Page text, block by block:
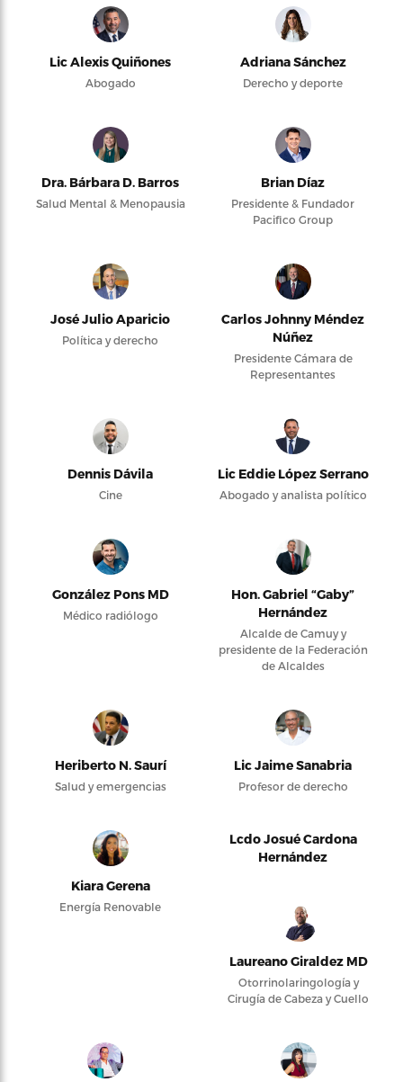
Lic Alexis Quiñones
Abogado
Adriana Sánchez
Derecho y deporte
Dra. Bárbara D. Barros
Salud Mental & Menopausia
Brian Díaz
Presidente & Fundador
Pacifico Group
José Julio Aparicio
Política y derecho
Carlos Johnny Méndez
Núñez
Presidente Cámara de
Representantes
Dennis Dávila
Cine
Lic Eddie López Serrano
Abogado y analista político
González Pons MD
Médico radiólogo
Hon. Gabriel “Gaby”
Hernández
Alcalde de Camuy y
presidente de la Federación
de Alcaldes
Heriberto N. Saurí
Salud y emergencias
Lic Jaime Sanabria
Profesor de derecho
Kiara Gerena
Energía Renovable
Lcdo Josué Cardona
Hernández
Laureano Giraldez MD
Otorrinolaringología y
Cirugía de Cabeza y Cuello